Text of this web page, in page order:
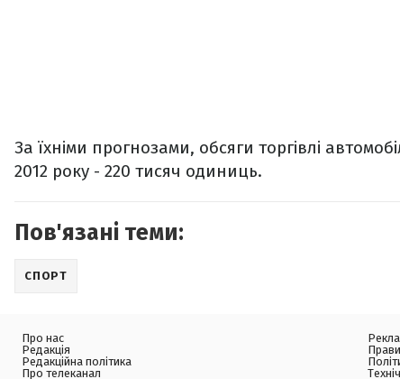
За їхніми прогнозами, обсяги торгівлі
2012 року - 220 тисяч одиниць.
Пов'язані теми:
СПОРТ
Про нас
Редакція
Редакційна політика
Про телеканал